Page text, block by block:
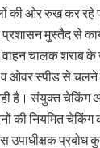
की ओर रुख कर रहे
मुस्तैद से
वाहन चालक शराब
ओवर स्पीड से चलने
रही है। संयुक्त
की नियमित
उपाधीक्षक प्रबोध